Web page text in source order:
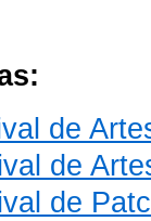
de
de
de